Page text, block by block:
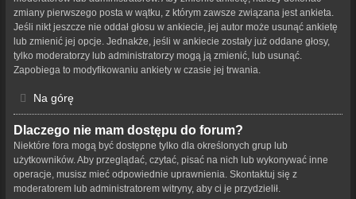
zmiany pierwszego posta w wątku, z którym zawsze związana jest ankieta.
Jeśli nikt jeszcze nie oddał głosu w ankiecie, jej autor może usunąć ankietę
lub zmienić jej opcje. Jednakże, jeśli w ankiecie zostały już oddane głosy,
tylko moderatorzy lub administratorzy mogą ją zmienić, lub usunąć.
Zapobiega to modyfikowaniu ankiety w czasie jej trwania.
Na górę
Dlaczego nie mam dostępu do forum?
Niektóre fora mogą być dostępne tylko dla określonych grup lub
użytkowników. Aby przeglądać, czytać, pisać na nich lub wykonywać inne
operacje, musisz mieć odpowiednie uprawnienia. Skontaktuj się z
moderatorem lub administratorem witryny, aby ci je przydzielił.